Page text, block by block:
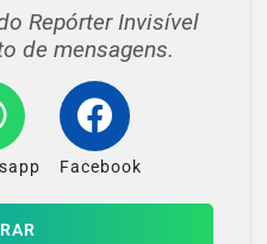
Repórter Invisível
de mensagens.
Facebook